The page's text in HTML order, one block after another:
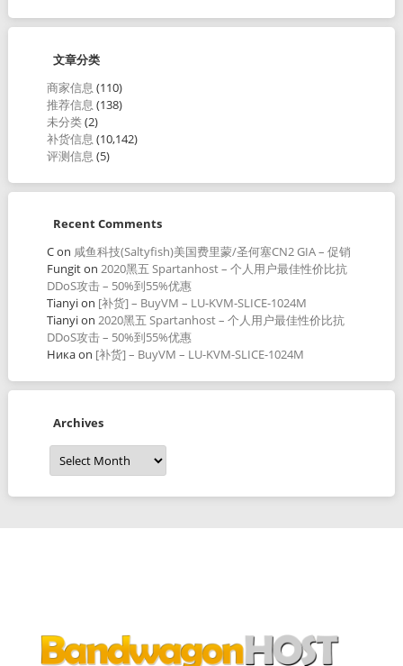
文章分类
商家信息 (110)
推荐信息 (138)
未分类(2)
补货信息 (10,142)
评测信息 (5)
Recent Comments
Con 咸鱼科技(Saltyfish)美国费里蒙/圣何塞CN2 GIA – 促销
Fungiton 2020黑五 Spartanhost – 个人用户最佳性价比抗
DDoS攻击 – 50%到55%优惠
Tianyion [补货] – BuyVM – LU-KVM-SLICE-1024M
Tianyion 2020黑五 Spartanhost – 个人用户最佳性价比抗
DDoS攻击 – 50%到55%优惠
Никаon [补货] – BuyVM – LU-KVM-SLICE-1024M
Archives
Archives